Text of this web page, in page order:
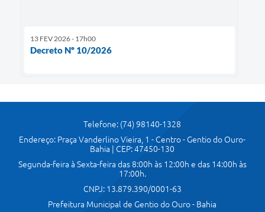
13 FEV 2026 - 17h00
Decreto Nº 10/2026
Telefone: (74) 98140-1328
Endereço: Praça Vanderlino Vieira, 1 - Centro - Gentio do Ouro-
Bahia | CEP: 47450-130
Segunda-feira à Sexta-feira das 8:00h às 12:00h e das 14:00h às
17:00h.
CNPJ: 13.879.390/0001-63
Prefeitura Municipal de Gentio do Ouro - Bahia